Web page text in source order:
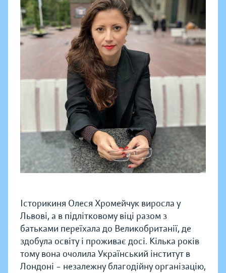
Історикиня Олеся Хромейчук виросла у
Львові, а в підлітковому віці разом з
батьками переїхала до Великобританії, де
здобула освіту і проживає досі. Кілька років
тому вона очолила Український інститут в
Лондоні – незалежну благодійну організацію,